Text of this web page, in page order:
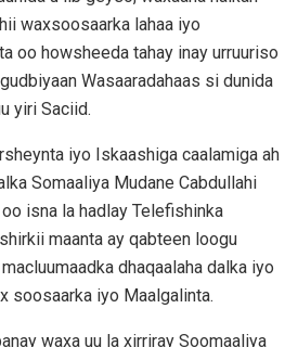
waxsoosaarka lahaa iyo
oo howsheeda tahay inay urruuriso
Wasaaradahaas si dunida
yiri Saciid.
iyo Iskaashiga caalamiga ah
Somaaliya Mudane Cabdullahi
isna la hadlay Telefishinka
maanta ay qabteen loogu
dhaqaalaha dalka iyo
soosaarka iyo Maalgalinta.
waxa uu la xirriray Soomaaliya